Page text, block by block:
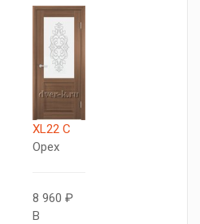
XL22 C
Орех
8 960 ₽
В